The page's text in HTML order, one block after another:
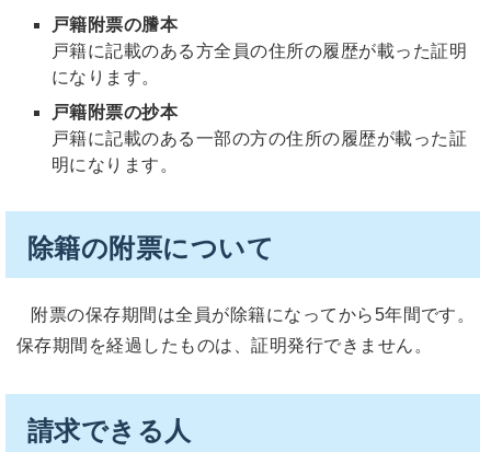
戸籍附票の謄本
戸籍に記載のある方全員の住所の履歴が載った証明
になります。
戸籍附票の抄本
戸籍に記載のある一部の方の住所の履歴が載った証
明になります。
除籍の附票について
附票の保存期間は全員が除籍になってから5年間です。
保存期間を経過したものは、証明発行できません。
請求できる人